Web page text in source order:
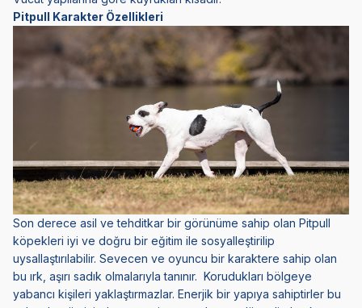
Pitpull Karakter Özellikleri
Son derece asil ve tehditkar bir görünüme sahip olan Pitpull
köpekleri iyi ve doğru bir eğitim ile sosyalleştirilip
uysallaştırılabilir. Sevecen ve oyuncu bir karaktere sahip olan
bu ırk, aşırı sadık olmalarıyla tanınır. Korudukları bölgeye
yabancı kişileri yaklaştırmazlar. Enerjik bir yapıya sahiptirler bu